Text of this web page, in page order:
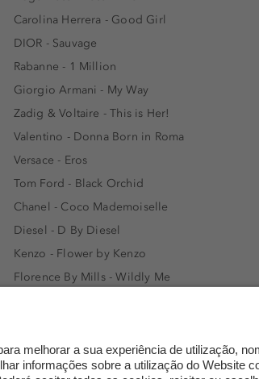
Carolina Herrera - Good Girl
DIOR - Sauvage
Rabanne - 1 Million
Giorgio Armani - My Way
Zadig & Voltaire - This is Her!
Valentino - Donna Born in Roma
Versace - Eros
Tom Ford - Black Orchid
Chanel - Coco Mademoiselle
Diesel - D By Diesel
Kenzo - Flower by Kenzo
Florence By Mills - Wildly Me
Davidoff - Cool Water Men
KHLOÉ KARDASHIAN - Xo Khloè